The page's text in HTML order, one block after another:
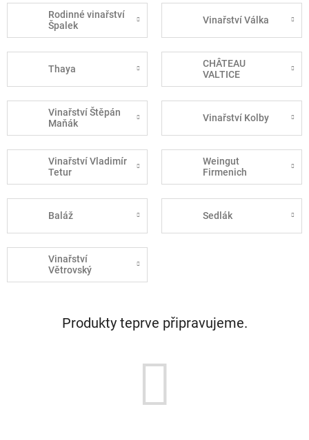
Rodinné vinařství
Špalek
Vinařství Válka
Thaya
CHÂTEAU
VALTICE
Vinařství Štěpán
Maňák
Vinařství Kolby
Vinařství Vladimír
Tetur
Weingut
Firmenich
Baláž Sedlák
Vinařství
Větrovský
Produkty teprve připravujeme.